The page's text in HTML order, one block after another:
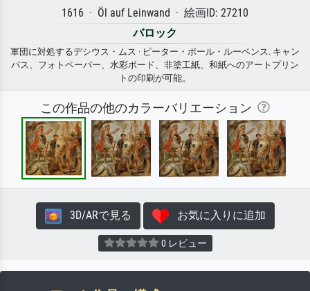
1616 · Öl auf Leinwand · 絵画ID: 27210
バロック
軍団に対処するデシウス・ムス · ピーター・ポール・ルーベンス. キャン
バス、フォトペーパー、水彩ボード、非塗工紙、和紙へのアートプリン
トの印刷が可能。
この作品の他のカラーバリエーション
3D/ARで見る お気に入りに追加
0 レビュー